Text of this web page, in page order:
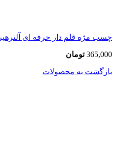
چسب مژه قلم دار حرفه ای آلترهیر
365,000 تومان
بازگشت به محصولات